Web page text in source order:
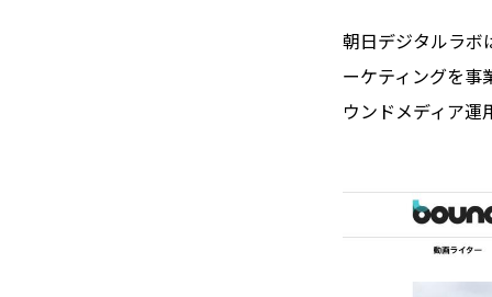
朝日デジタルラボ
ーケティングを事
ウンドメディア運